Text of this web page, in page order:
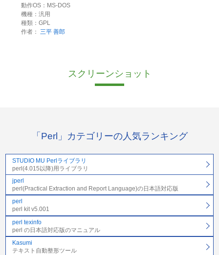
動作OS：MS-DOS
機種：汎用
種類：GPL
作者： 三平 善郎
スクリーンショット
「Perl」カテゴリーの人気ランキング
STUDIO MU Perlライブラリ
perl(4.015以降)用ライブラリ
jperl
perl(Practical Extraction and Report Language)の日本語対応版
perl
perl kit v5.001
perl texinfo
perl の日本語対応版のマニュアル
Kasumi
テキスト自動整形ツール